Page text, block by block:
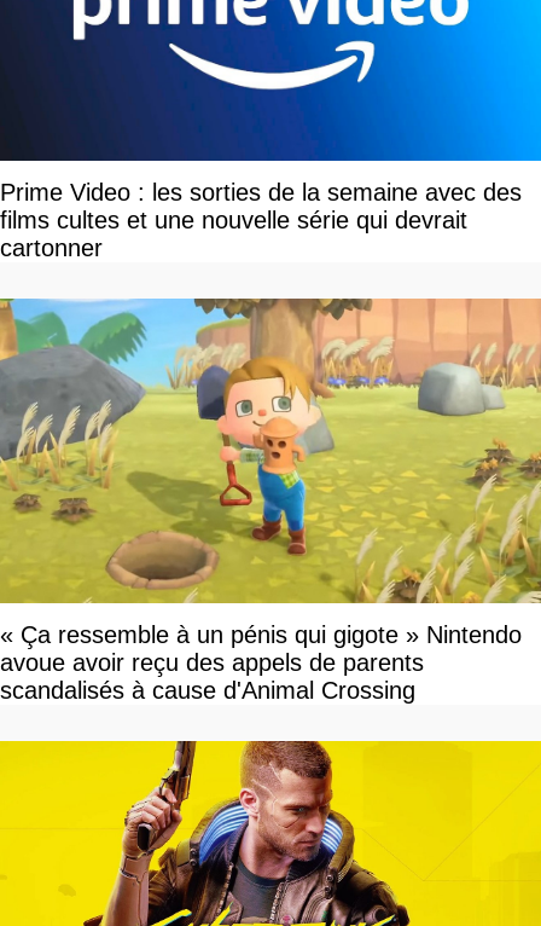
Prime Video : les sorties de la semaine avec des
films cultes et une nouvelle série qui devrait
cartonner
« Ça ressemble à un pénis qui gigote » Nintendo
avoue avoir reçu des appels de parents
scandalisés à cause d'Animal Crossing